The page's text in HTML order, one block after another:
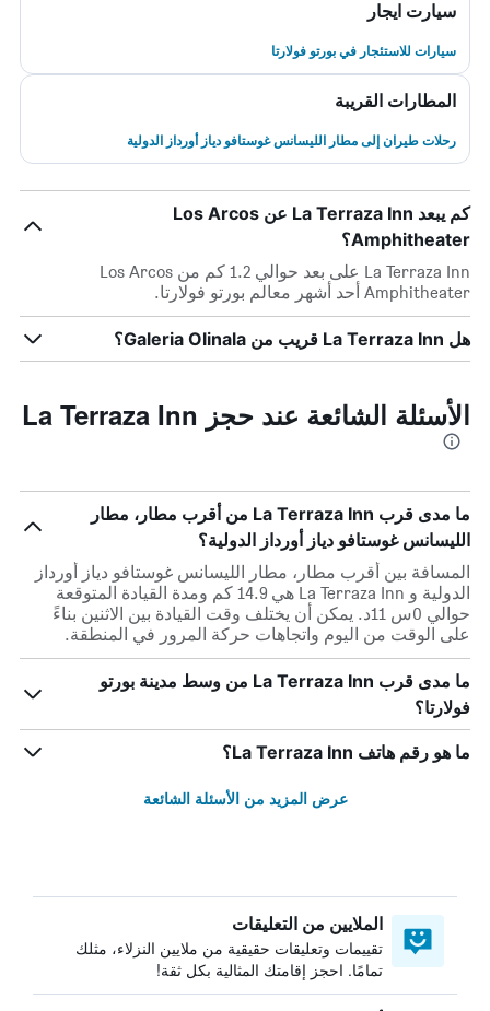
سيارت ايجار
سيارات للاستئجار في بورتو فولارتا
المطارات القريبة
رحلات طيران إلى مطار الليسانس غوستافو دياز أورداز الدولية
كم يبعد La Terraza Inn عن Los Arcos
Amphitheater؟
La Terraza Inn على بعد حوالي 1.2 كم من Los Arcos
Amphitheater أحد أشهر معالم بورتو فولارتا.
هل La Terraza Inn قريب من Galeria Olinala؟
الأسئلة الشائعة عند حجز La Terraza Inn
ما مدى قرب La Terraza Inn من أقرب مطار، مطار
الليسانس غوستافو دياز أورداز الدولية؟
المسافة بين أقرب مطار، مطار الليسانس غوستافو دياز أورداز
الدولية و La Terraza Inn هي 14.9 كم ومدة القيادة المتوقعة
حوالي 0س 11د. يمكن أن يختلف وقت القيادة بين الاثنين بناءً
على الوقت من اليوم واتجاهات حركة المرور في المنطقة.
ما مدى قرب La Terraza Inn من وسط مدينة بورتو
فولارتا؟
ما هو رقم هاتف La Terraza Inn؟
عرض المزيد من الأسئلة الشائعة
الملايين من التعليقات
تقييمات وتعليقات حقيقية من ملايين النزلاء، مثلك
تمامًا. احجز إقامتك المثالية بكل ثقة!